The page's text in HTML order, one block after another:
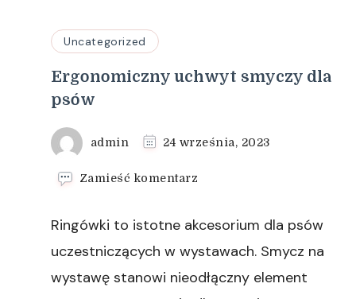
Uncategorized
Ergonomiczny uchwyt smyczy dla
psów
admin 24 września, 2023
Zamieść komentarz
uchwyt
dla
psów
Ringówki to istotne akcesorium dla psów
uczestniczących w wystawach. Smycz na
wystawę stanowi nieodłączny element